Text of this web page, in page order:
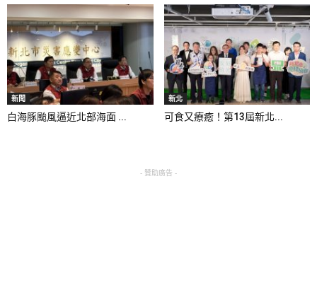
新聞
白海豚颱風逼近北部海面 ...
新北
可食又療癒！第13屆新北...
- 贊助廣告 -